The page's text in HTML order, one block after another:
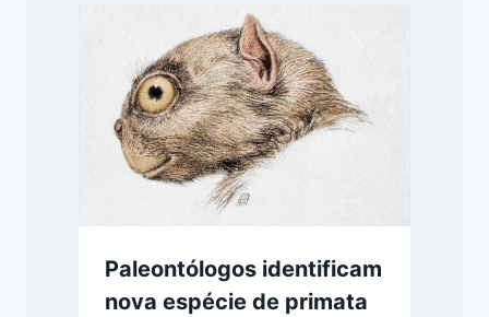
Paleontólogos identificam
nova espécie de primata